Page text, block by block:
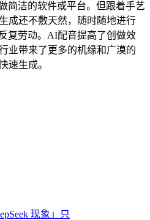
简洁的软件或平台。但跟着手艺
成还不敷天然，随时随地进行
复劳动。AI配音提高了创做效
业带来了更多的机缘和广漠的
速生成。
现象」只